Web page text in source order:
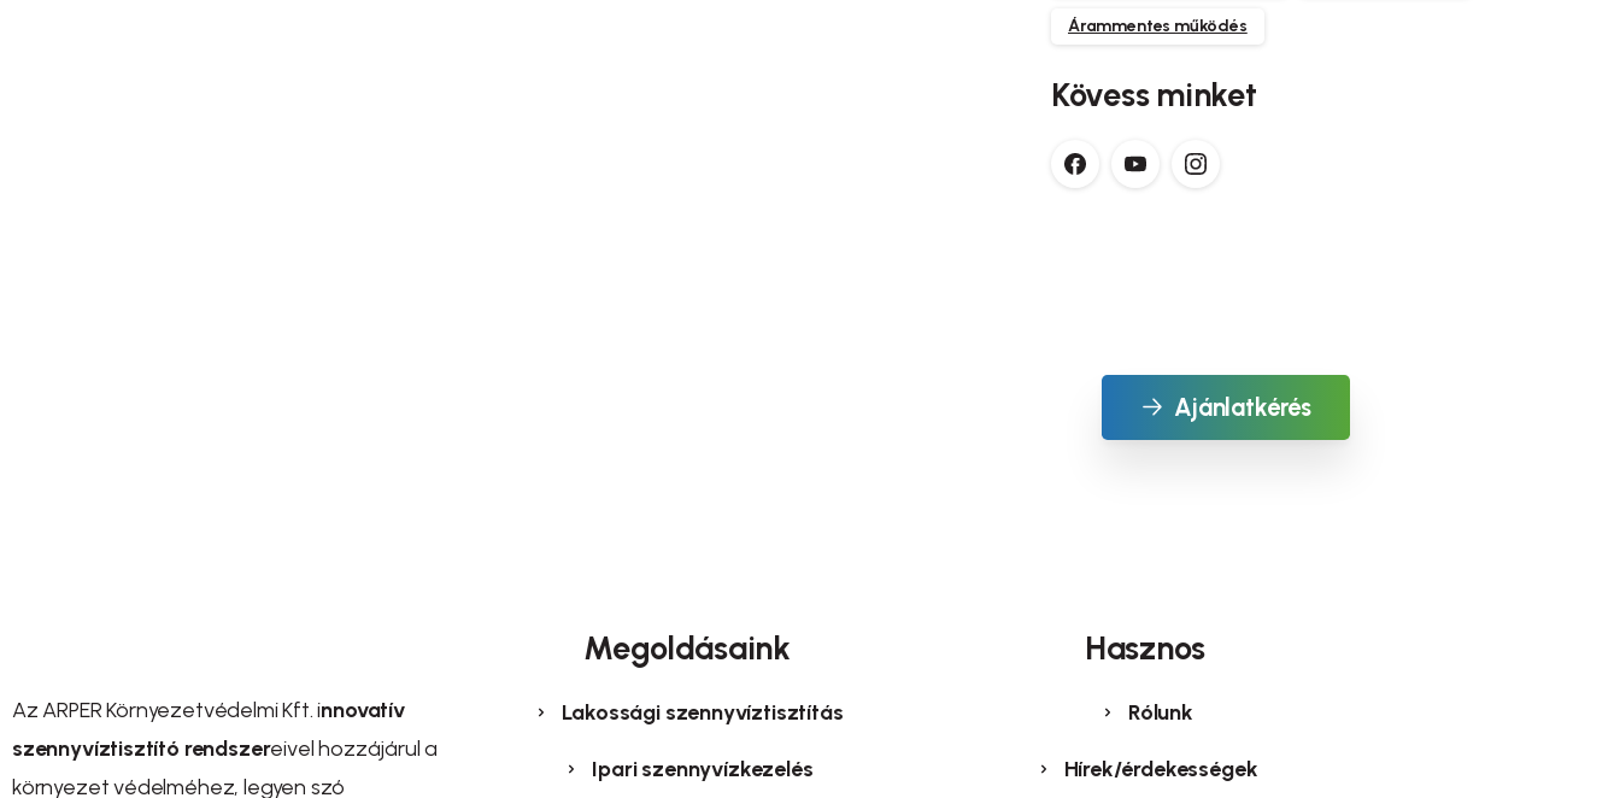
Árammentes működés
Kövess minket
Ajánlatkérés
Az ARPER Környezetvédelmi Kft. innovatív
szennyvíztisztító rendszereivel hozzájárul a
környezet védelméhez, legyen szó
Megoldásaink
Lakossági szennyvíztisztítás
Ipari szennyvízkezelés
Hasznos
Rólunk
Hírek/érdekességek